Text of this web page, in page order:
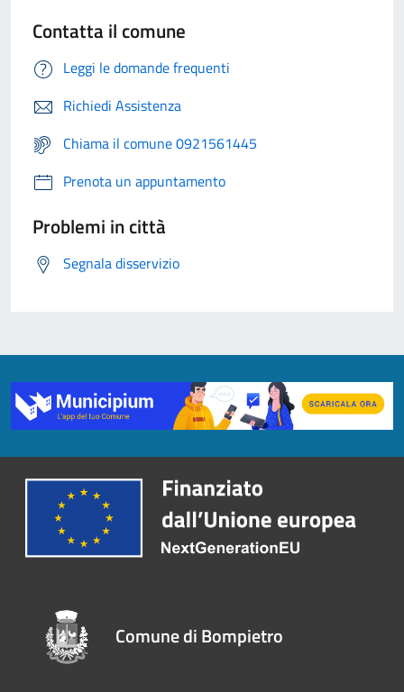
Contatta il comune
Leggi le domande frequenti
Richiedi Assistenza
Chiama il comune 0921561445
Prenota un appuntamento
Problemi in città
Segnala disservizio
Comune di Bompietro